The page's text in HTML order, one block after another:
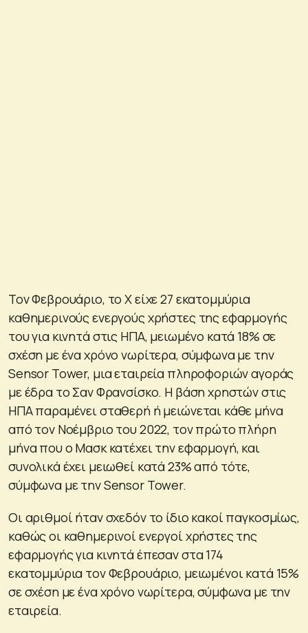
Τον Φεβρουάριο, το X είχε 27 εκατομμύρια
καθημερινούς ενεργούς χρήστες της εφαρμογής
του για κινητά στις ΗΠΑ, μειωμένο κατά 18% σε
σχέση με ένα χρόνο νωρίτερα, σύμφωνα με την
Sensor Tower, μια εταιρεία πληροφοριών αγοράς
με έδρα το Σαν Φρανσίσκο. Η βάση χρηστών στις
ΗΠΑ παραμένει σταθερή ή μειώνεται κάθε μήνα
από τον Νοέμβριο του 2022, τον πρώτο πλήρη
μήνα που ο Μασκ κατέχει την εφαρμογή, και
συνολικά έχει μειωθεί κατά 23% από τότε,
σύμφωνα με την Sensor Tower.
Οι αριθμοί ήταν σχεδόν το ίδιο κακοί παγκοσμίως,
καθώς οι καθημερινοί ενεργοί χρήστες της
εφαρμογής για κινητά έπεσαν στα 174
εκατομμύρια τον Φεβρουάριο, μειωμένοι κατά 15%
σε σχέση με ένα χρόνο νωρίτερα, σύμφωνα με την
εταιρεία.